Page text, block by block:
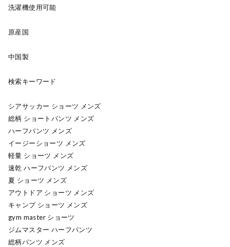
洗濯機使用可能
原産国
中国製
検索キーワード
シアサッカー ショーツ メンズ
総柄 ショートパンツ メンズ
ハーフパンツ メンズ
イージーショーツ メンズ
軽量 ショーツ メンズ
速乾 ハーフパンツ メンズ
夏 ショーツ メンズ
アウトドア ショーツ メンズ
キャンプ ショーツ メンズ
gym master ショーツ
ジムマスター ハーフパンツ
総柄パンツ メンズ